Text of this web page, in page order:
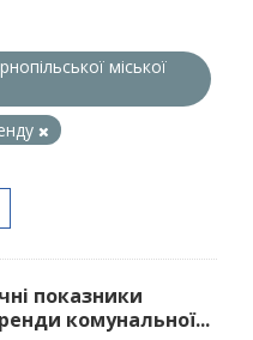
міської
показники
комунальної...